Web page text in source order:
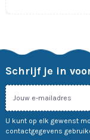
Schrijf je in
U kunt op elk gewenst
contactgegevens